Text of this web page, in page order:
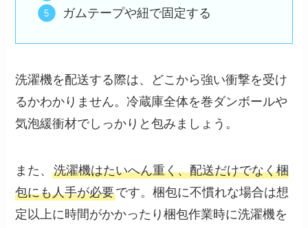
ガムテープや紐で固定する
洗濯機を配送する際は、どこから強い衝撃を受け
るかわかりません。冷蔵庫全体を巻ダンボールや
気泡緩衝材でしっかりと包みましょう。
また、洗濯機はたいへん重く、配送だけでなく梱
包にも人手が必要です。梱包に不慣れな場合は想
定以上に時間がかかったり梱包作業時に洗濯機を